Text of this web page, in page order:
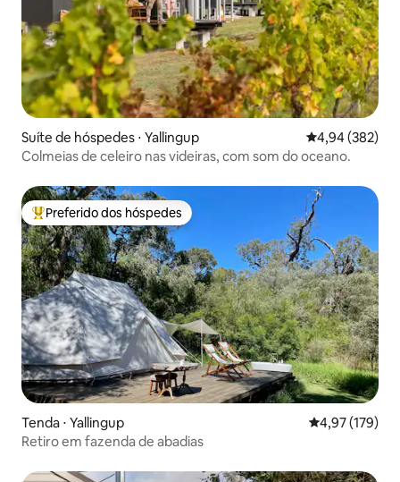
Suíte de hóspedes ⋅ Yallingup 4,94 de uma
4,94 (382)
Colmeias de celeiro nas videiras, com som do oceano.
Entre os melhores preferidos dos hóspedes
Preferido dos hóspedes
Tenda ⋅ Yallingup 4,97 de uma
4,97 (179)
Retiro em fazenda de abadias